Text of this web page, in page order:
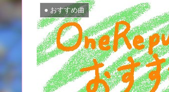
● おすすめ曲